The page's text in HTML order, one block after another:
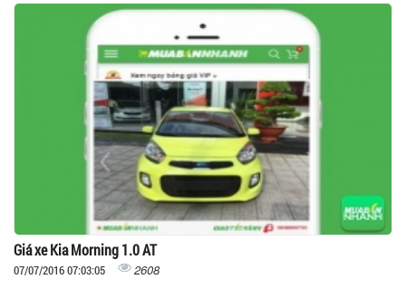
Giá xe Kia Morning 1.0 AT
07/07/2016 07:03:05 2608